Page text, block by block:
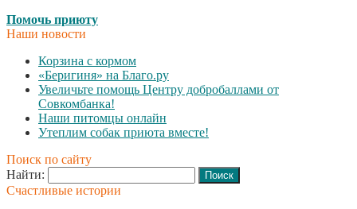
Помочь приюту
Наши новости
Корзина с кормом
«Беригиня» на Благо.ру
Увеличьте помощь Центру добробаллами от
Совкомбанка!
Наши питомцы онлайн
Утеплим собак приюта вместе!
Поиск по сайту
Найти:
Счастливые истории